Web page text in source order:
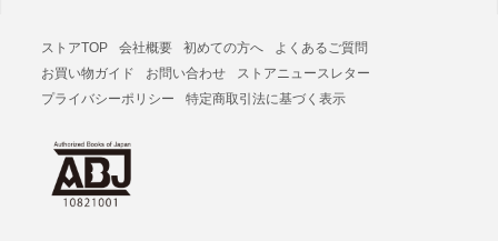
ストアTOP 会社概要 初めての方へ
よくあるご質問
お買い物ガイド
お問い合わせ
ストアニュースレター
プライバシーポリシー
特定商取引法に基づく表示